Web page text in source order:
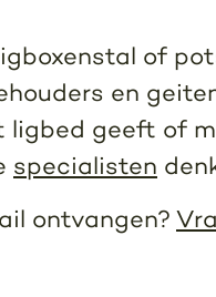
of
en
geeft of
specialisten
ontvangen?